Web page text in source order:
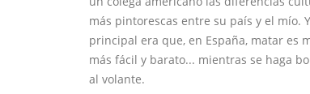
más pintorescas entre su país y el mío.
principal era que, en España, matar es
más fácil y barato... mientras se haga
al volante.